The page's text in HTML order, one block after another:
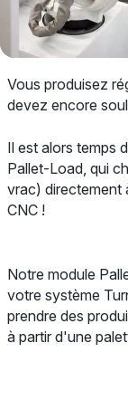
Vous produisez
devez encore
Il est alors temps
Pallet-Load, qui
vrac) directement
CNC !
Notre module
votre système
prendre des
à partir d'une